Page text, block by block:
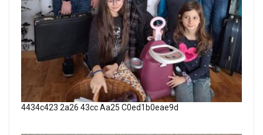
4434c423 2a26 43cc Aa25 C0ed1b0eae9d